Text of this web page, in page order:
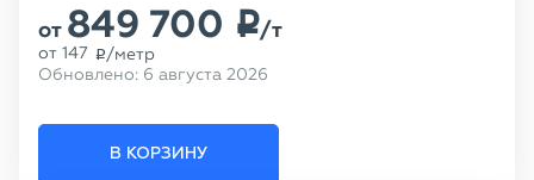
от 849 700 p/т
от 147 p /метр
Обновлено: 6 августа 2026
В КОРЗИНУ